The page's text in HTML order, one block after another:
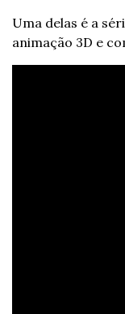
Uma delas é a
animação 3D e